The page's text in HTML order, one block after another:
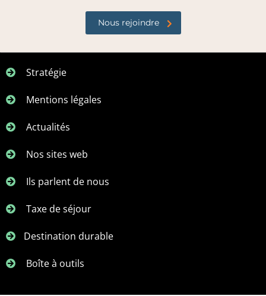
Nous rejoindre
Stratégie
Mentions légales
Actualités
Nos sites web
Ils parlent de nous
Taxe de séjour
Destination durable
Boîte à outils